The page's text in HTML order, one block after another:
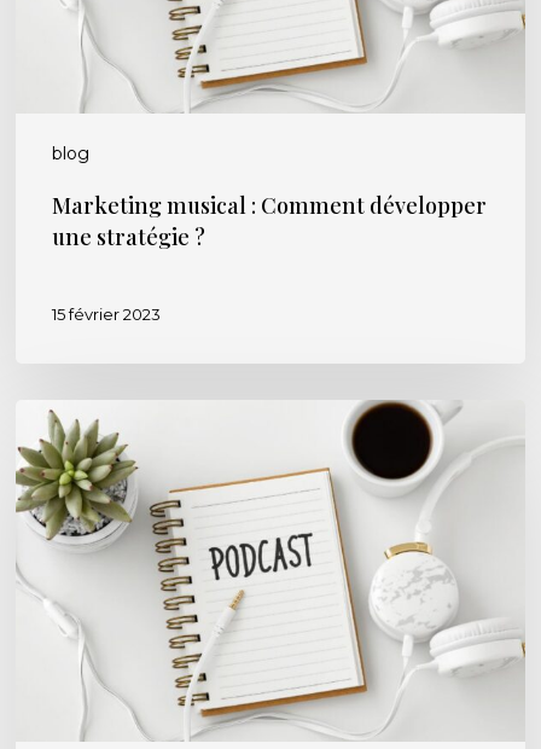
blog
Marketing musical : Comment développer
une stratégie ?
15 février 2023
podcast
“Les
voix
qui
portent”